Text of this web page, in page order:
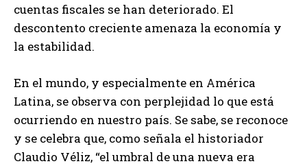
cuentas fiscales se han deteriorado. El
descontento creciente amenaza la economía y
la estabilidad.
En el mundo, y especialmente en América
Latina, se observa con perplejidad lo que está
ocurriendo en nuestro país. Se sabe, se reconoce
y se celebra que, como señala el historiador
Claudio Véliz, “el umbral de una nueva era